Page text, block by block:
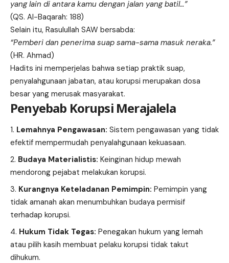
yang lain di antara kamu dengan jalan yang batil…”
(QS. Al-Baqarah: 188)
Selain itu, Rasulullah SAW bersabda:
“Pemberi dan penerima suap sama-sama masuk neraka.”
(HR. Ahmad)
Hadits ini memperjelas bahwa setiap praktik suap,
penyalahgunaan jabatan, atau korupsi merupakan dosa
besar yang merusak masyarakat.
Penyebab Korupsi Merajalela
Lemahnya Pengawasan: Sistem pengawasan yang tidak
efektif mempermudah penyalahgunaan kekuasaan.
Budaya Materialistis: Keinginan hidup mewah
mendorong pejabat melakukan korupsi.
Kurangnya Keteladanan Pemimpin: Pemimpin yang
tidak amanah akan menumbuhkan budaya permisif
terhadap korupsi.
Hukum Tidak Tegas: Penegakan hukum yang lemah
atau pilih kasih membuat pelaku korupsi tidak takut
dihukum.